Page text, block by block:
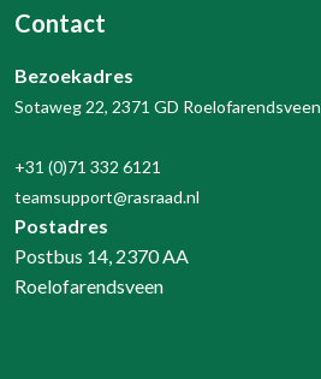
Contact
Bezoekadres
Sotaweg 22, 2371 GD Roelofarendsveen
+31 (0)71 332 6121
teamsupport@rasraad.nl
Postadres
Postbus 14, 2370 AA
Roelofarendsveen